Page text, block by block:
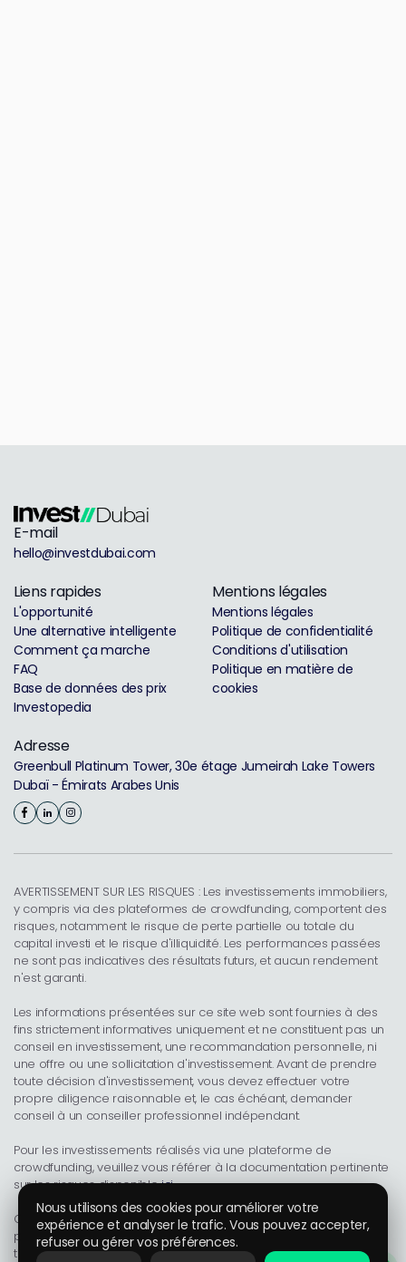
E-mail
hello@investdubai.com
Liens rapides
L'opportunité
Une alternative intelligente
Comment ça marche
FAQ
Base de données des prix
Investopedia
Mentions légales
Mentions légales
Politique de confidentialité
Conditions d'utilisation
Politique en matière de
cookies
Adresse
Greenbull Platinum Tower, 30e étage Jumeirah Lake Towers
Dubaï - Émirats Arabes Unis
AVERTISSEMENT SUR LES RISQUES : Les investissements immobiliers,
y compris via des plateformes de crowdfunding, comportent des
risques, notamment le risque de perte partielle ou totale du
capital investi et le risque d'illiquidité. Les performances passées
ne sont pas indicatives des résultats futurs, et aucun rendement
n'est garanti.
Les informations présentées sur ce site web sont fournies à des
fins strictement informatives uniquement et ne constituent pas un
conseil en investissement, une recommandation personnelle, ni
une offre ou une sollicitation d'investissement. Avant de prendre
toute décision d'investissement, vous devez effectuer votre
propre diligence raisonnable et, le cas échéant, demander
conseil à un conseiller professionnel indépendant.
Pour les investissements réalisés via une plateforme de
crowdfunding, veuillez vous référer à la documentation pertinente
sur les risques disponibleici.
Ce site web est uniquement à des fins d'information. Tous les
projets présentés (y compris les projets passés) sont montrés à
titre illustratif uniquement. Pour créer un compte et accéder aux
Nous utilisons des cookies pour améliorer votre
expérience et analyser le trafic. Vous pouvez accepter,
refuser ou gérer vos préférences.